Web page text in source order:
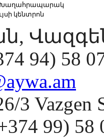
կենտրոն
94) 58
3
99)